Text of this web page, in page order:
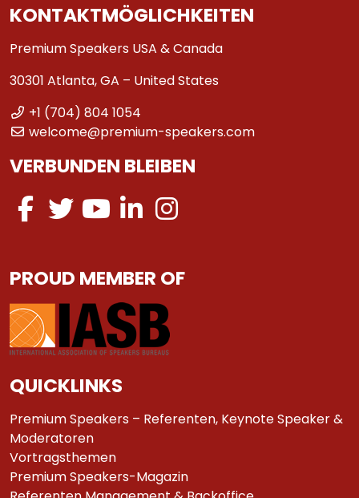
KONTAKTMÖGLICHKEITEN
Premium Speakers USA & Canada
30301 Atlanta, GA – United States
+1 (704) 804 1054
welcome@premium-speakers.com
VERBUNDEN BLEIBEN
PROUD MEMBER OF
QUICKLINKS
Premium Speakers – Referenten, Keynote Speaker &
Moderatoren
Vortragsthemen
Premium Speakers-Magazin